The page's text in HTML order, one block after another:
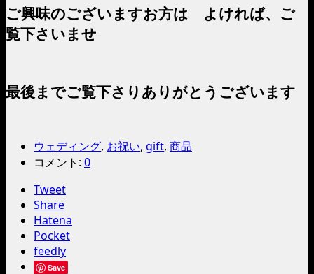
ご興味のございますお方は よければ、ご
覧下さいませ
最後までご覧下さりありがとうございます
ウェディング, お祝い, gift, 商品
コメント: 0
Tweet
Share
Hatena
Pocket
feedly
Save